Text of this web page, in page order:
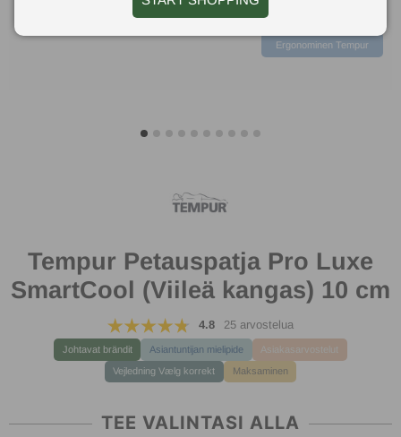
Ergonominen Tempur
Tempur Petauspatja Pro Luxe
SmartCool (Viileä kangas) 10 cm
4.8 25 arvostelua
Johtavat brändit Asiantuntijan mielipide Asiakasarvostelut
Vejledning Vælg korrekt Maksaminen
TEE VALINTASI ALLA